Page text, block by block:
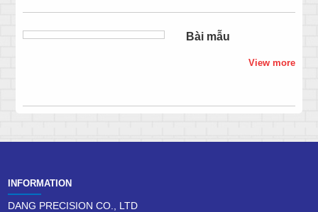
Bài mẫu
View more
INFORMATION
DANG PRECISION CO., LTD